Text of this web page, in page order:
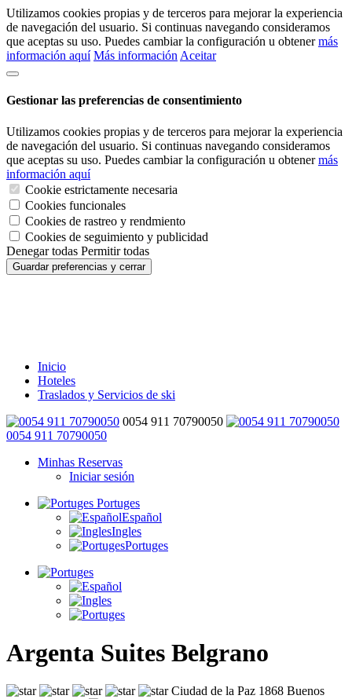
Utilizamos cookies propias y de terceros para mejorar la experiencia
de navegación del usuario. Si continuas navegando consideramos
que aceptas su uso. Puedes cambiar la configuración u obtenermás
información aquí Más información Aceitar
Gestionar las preferencias de consentimiento
Utilizamos cookies propias y de terceros para mejorar la experiencia
de navegación del usuario. Si continuas navegando consideramos
que aceptas su uso. Puedes cambiar la configuración u obtenermás
información aquí
Cookie estrictamente necesaria
Cookies funcionales
Cookies de rastreo y rendmiento
Cookies de seguimiento y publicidad
Denegar todas Permitir todas
Guardar preferencias y cerrar
Inicio
Hoteles
Traslados y Servicios de ski
0054 911 70790050
0054 911 70790050
Minhas Reservas
Iniciar sesión
Portuges
Español
Ingles
Portuges
Argenta Suites Belgrano
Ciudad de la Paz 1868 Buenos